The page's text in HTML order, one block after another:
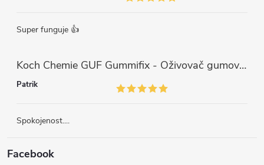
Super funguje 👍
Koch Chemie GUF Gummifix - Oživovač gumových koberců (1000ml)
Patrik
Spokojenost....
Facebook